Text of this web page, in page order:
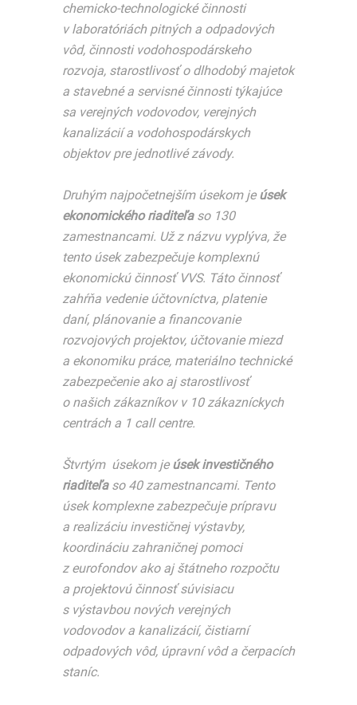
chemicko-technologické činnosti
v laboratóriách pitných a odpadových
vôd, činnosti vodohospodárskeho
rozvoja, starostlivosť o dlhodobý majetok
a stavebné a servisné činnosti týkajúce
sa verejných vodovodov, verejných
kanalizácií a vodohospodárskych
objektov pre jednotlivé závody.
Druhým najpočetnejším úsekom je úsek
ekonomického riaditeľaso 130
zamestnancami. Už z názvu vyplýva, že
tento úsek zabezpečuje komplexnú
ekonomickú činnosť VVS. Táto činnosť
zahŕňa vedenie účtovníctva, platenie
daní, plánovanie a financovanie
rozvojových projektov, účtovanie miezd
a ekonomiku práce, materiálno technické
zabezpečenie ako aj starostlivosť
o našich zákazníkov v 10 zákazníckych
centrách a 1 call centre.
Štvrtým úsekom je úsek investičného
riaditeľaso 40 zamestnancami. Tento
úsek komplexne zabezpečuje prípravu
a realizáciu investičnej výstavby,
koordináciu zahraničnej pomoci
z eurofondov ako aj štátneho rozpočtu
a projektovú činnosť súvisiacu
s výstavbou nových verejných
vodovodov a kanalizácií, čistiarní
odpadových vôd, úpravní vôd a čerpacích
staníc.